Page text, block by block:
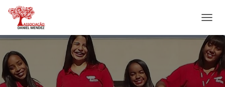
L
T
E
R
N
A